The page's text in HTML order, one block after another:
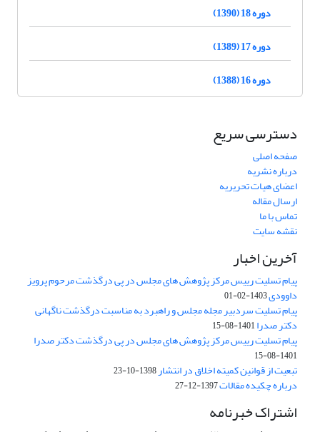
دوره 18 (1390)
دوره 17 (1389)
دوره 16 (1388)
دسترسی سریع
صفحه اصلی
درباره نشریه
اعضای هیات تحریریه
ارسال مقاله
تماس با ما
نقشه سایت
آخرین اخبار
پیام تسلیت رییس مرکز پژوهش های مجلس در پی درگذشت مرحوم پرویز
داوودی1403-02-01
پیام تسلیت سردبیر مجله مجلس و راهبرد به مناسبت درگذشت ناگهانی
دکتر صدرا1401-08-15
پیام تسلیت رییس مرکز پژوهش های مجلس در پی درگذشت دکتر صدرا
1401-08-15
تبعیت از قوانین کمیته اخلاق در انتشار1398-10-23
درباره چکیده مقالات1397-12-27
اشتراک خبرنامه